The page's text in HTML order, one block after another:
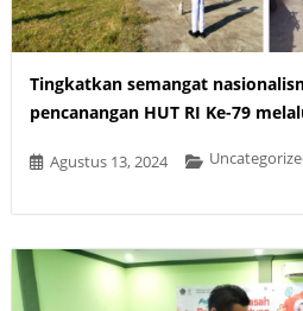
Tingkatkan semangat
pencanangan HUT RI Ke-79
Agustus 13, 2024